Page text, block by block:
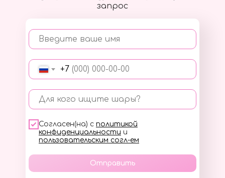
запрос
Введите ваше имя
+7
Для кого ищите шары?
Согласен(на) с политикой
конфиденциальности и
пользовательским согл-ем
Отправить